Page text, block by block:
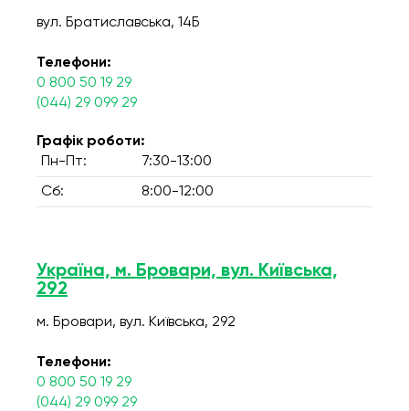
вул. Братиславська, 14Б
Телефони:
0 800 50 19 29
(044) 29 099 29
Графік роботи:
Пн-Пт:
7:30-13:00
Сб: 8:00-12:00
Україна, м. Бровари, вул. Київська,
292
м. Бровари, вул. Київська, 292
Телефони:
0 800 50 19 29
(044) 29 099 29